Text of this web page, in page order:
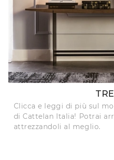
Clicca e leggi di più sul
di Cattelan Italia! Potrai
attrezzandoli al meglio.